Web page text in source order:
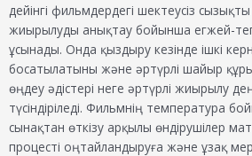
дейінгі фильмдердегі шектеусіз
жиырылуды анықтау бойынша егжей-
ұсынады. Онда қыздыру кезінде ішкі
босатылатыны және әртүрлі шайыр
өңдеу әдістері неге әртүрлі жиырылу
түсіндіріледі. Фильмнің температура
сынақтан өткізу арқылы өндірушілер
процесті оңтайландыруға және ұзақ